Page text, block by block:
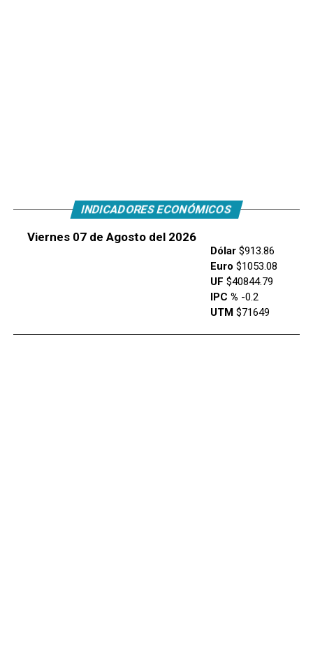
INDICADORES ECONÓMICOS
Viernes 07 de Agosto del 2026
Dólar$913.86
Euro $1053.08
UF $40844.79
IPC % -0.2
UTM $71649